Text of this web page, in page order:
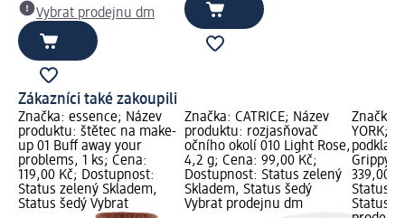
Vybrat prodejnu dm
Zákazníci také zakoupili
Značka: essence; Název
produktu: štětec na make-
up 01 Buff away your
problems, 1 ks; Cena:
119,00 Kč; Dostupnost:
Status zelený Skladem,
Status šedý Vybrat
Značka: CATRICE; Název
produktu: rozjasňovač
očního okolí 010 Light Rose,
4,2 g; Cena: 99,00 Kč;
Dostupnost: Status zelený
Skladem, Status šedý
Vybrat prodejnu dm
Značka:
YORK;
Grippy,
339,00
Status
Status